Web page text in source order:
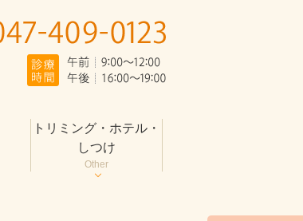
トリミング・ホテル・
しつけ
Other